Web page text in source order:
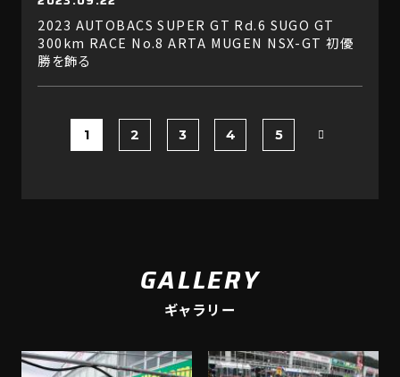
2023 AUTOBACS SUPER GT Rd.6 SUGO GT
300km RACE No.8 ARTA MUGEN NSX-GT 初優
勝を飾る
1 2 3 4 5
GALLERY
ギャラリー